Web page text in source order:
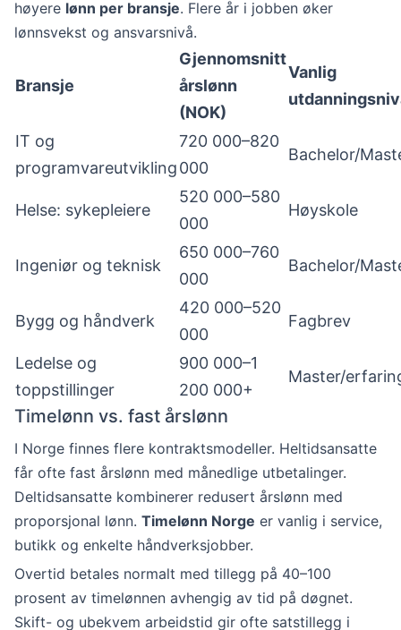
høyere lønn per bransje. Flere år i jobben øker
lønnsvekst og ansvarsnivå.
Bransje
Gjennomsnitt
årslønn
(NOK)
Vanlig
IT og
programvareutvikling
720 000–820
000
Bachelor/
Helse: sykepleiere
520 000–580
000
Høyskole
Ingeniør og teknisk
650 000–760
000
Bachelor/
Bygg og håndverk
420 000–520
000
Fagbrev
Ledelse og
toppstillinger
900 000–1
200 000+
Master/
Timelønn vs. fast årslønn
I Norge finnes flere kontraktsmodeller. Heltidsansatte
får ofte fast årslønn med månedlige utbetalinger.
Deltidsansatte kombinerer redusert årslønn med
proporsjonal lønn. Timelønn Norge er vanlig i service,
butikk og enkelte håndverksjobber.
Overtid betales normalt med tillegg på 40–100
prosent av timelønnen avhengig av tid på døgnet.
Skift- og ubekvem arbeidstid gir ofte satstillegg i